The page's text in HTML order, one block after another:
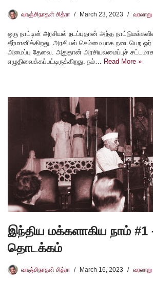
வாஞ்சிநாதன் சித்ரா March 23, 2023 வரலாறு
ஒரு நாட்டின் அரசியல் நடப்புதான் அந்த
தீர்மானிக்கிறது. அரசியல் செம்மையாக நடைபெற ஓர்
அமைப்பு தேவை. அதுதான் அரசியலமைப்புச்
எழுதிவைக்கப்பட்டிருக்கிறது. நம்…
Read More »
இந்திய மக்களாகிய நாம் #1 –
தொடக்கம்
வாஞ்சிநாதன் சித்ரா March 16, 2023 வரலாறு